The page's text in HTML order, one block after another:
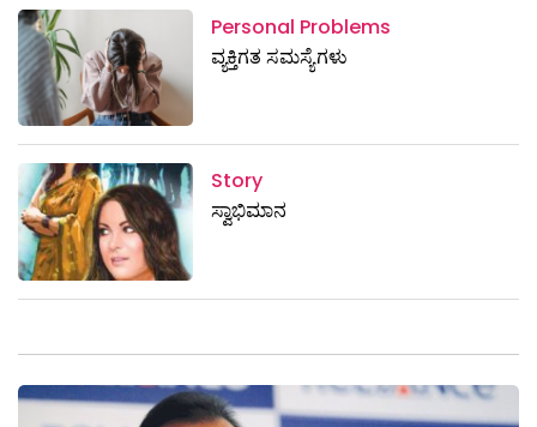
Personal Problems
ವ್ಯಕ್ತಿಗತ ಸಮಸ್ಯೆಗಳು
Story
ಸ್ವಾಭಿಮಾನ